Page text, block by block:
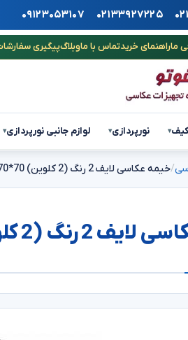
۰۲۱۳۳۹۲۷۲۲۵ ۰۹۱۲۳۰۵۳۱۰۷
ماراهنمای خریدتماس با ماوبلاگپیگیری
کیف▾ نورپردازی▾ لوازم جانبی نورپردازی▾
خیمه عکاسی لایف 2 رنگ (2 کلوین) 70*70
رنگ (2 کلوین) 70*70